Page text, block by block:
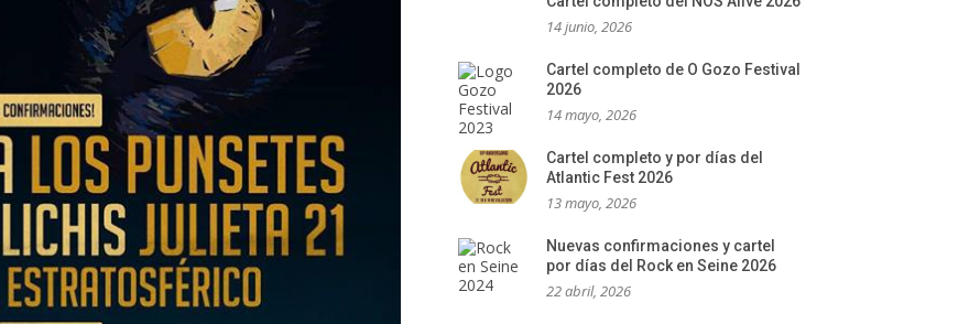
14 junio, 2026
Cartel completo de O Gozo Festival
2026
14 mayo, 2026
Cartel completo y por días del
Atlantic Fest 2026
13 mayo, 2026
Nuevas confirmaciones y cartel
por días del Rock en Seine 2026
22 abril, 2026